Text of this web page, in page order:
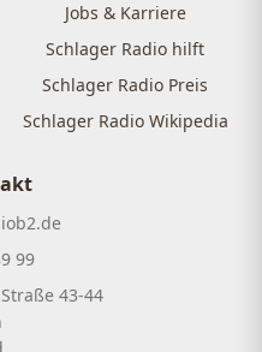
Jobs & Karriere
Schlager Radio hilft
Schlager Radio Preis
Schlager Radio Wikipedia
99
43-44